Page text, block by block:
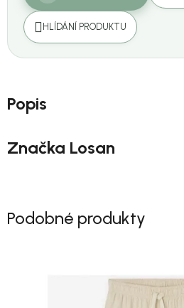
HLÍDÁNÍ PRODUKTU
Popis
Značka Losan
Podobné produkty